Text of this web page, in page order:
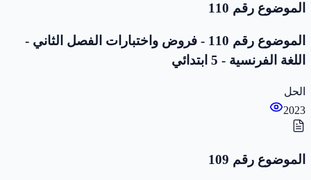
الموضوع رقم 110
الموضوع رقم 110 - فروض واختبارات الفصل الثاني -
اللغة الفرنسية - 5 ابتدائي
الحل
2023
الموضوع رقم 109